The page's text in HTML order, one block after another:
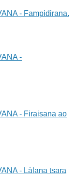
- Fampidirana.
-
- Firaisana ao
- Làlana tsara